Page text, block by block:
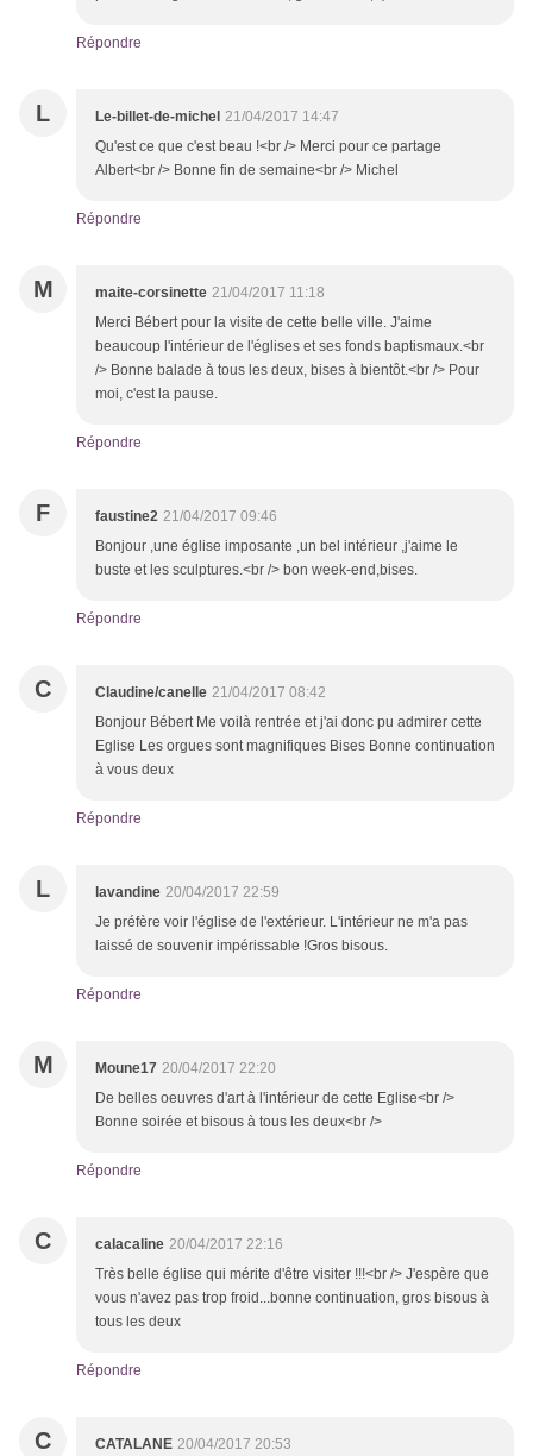
Répondre
L Le-billet-de-michel 21/04/2017 14:47
Qu'est ce que c'est beau !<br /> Merci pour ce partage
Albert<br /> Bonne fin de semaine<br /> Michel
Répondre
M maite-corsinette 21/04/2017 11:18
Merci Bébert pour la visite de cette belle ville. J'aime
beaucoup l'intérieur de l'églises et ses fonds baptismaux.<br
/> Bonne balade à tous les deux, bises à bientôt.<br /> Pour
moi, c'est la pause.
Répondre
F faustine2 21/04/2017 09:46
Bonjour ,une église imposante ,un bel intérieur ,j'aime le
buste et les sculptures.<br /> bon week-end,bises.
Répondre
C Claudine/canelle 21/04/2017 08:42
Bonjour Bébert Me voilà rentrée et j'ai donc pu admirer cette
Eglise Les orgues sont magnifiques Bises Bonne continuation
à vous deux
Répondre
L lavandine 20/04/2017 22:59
Je préfère voir l'église de l'extérieur. L'intérieur ne m'a pas
laissé de souvenir impérissable !Gros bisous.
Répondre
M Moune17 20/04/2017 22:20
De belles oeuvres d'art à l'intérieur de cette Eglise<br />
Bonne soirée et bisous à tous les deux<br />
Répondre
C calacaline 20/04/2017 22:16
Très belle église qui mérite d'être visiter !!!<br /> J'espère que
vous n'avez pas trop froid...bonne continuation, gros bisous à
tous les deux
Répondre
C CATALANE 20/04/2017 20:53